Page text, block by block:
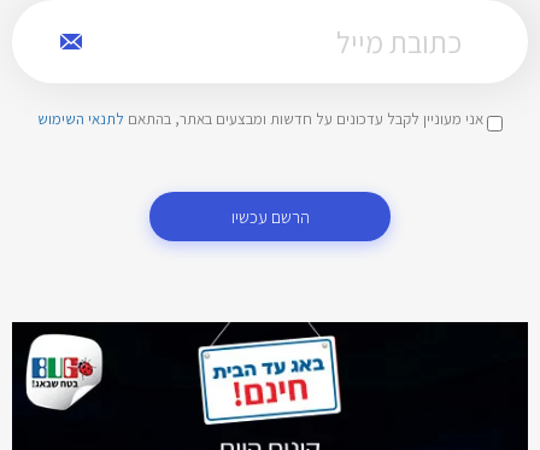
אני מעוניין לקבל עדכונים על חדשות ומבצעים באתר, בהתאם לתנאי השימוש
הרשם עכשיו